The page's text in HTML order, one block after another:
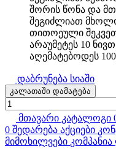
შორის წონა და
შეგიძლიათ
თითოეული
არაუმეტეს 10
აღემატებოდეს
დაბრუნება სიაში
კალათაში დამატება
მთავარი კატალოგი
0 შედარება აქციები
მიმოხილვები კომპანია